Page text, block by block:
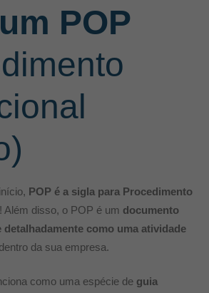
POP
POP é a sigla para Procedimento
! Além disso, o POP é um documento
como uma atividade
dentro da sua empresa.
como uma espécie de guia